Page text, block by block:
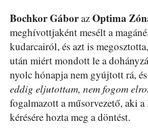
Bochkor GáborazOptima
meghívottjaként mesélt a
kudarcairól, és azt is
után miért mondott le a
nyolc hónapja nem gyújtott rá, és
eddig eljutottam, nem fogom
fogalmazott a műsorvezető, aki a
kérésére hozta meg a döntést.